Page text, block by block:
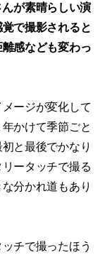
が素晴らしい演
で撮影されると
感なども変わっ
ージが変化して
かけて季節ごと
と最後でかなり
ータッチで撮る
分かれ道もあり
チで撮ったほう